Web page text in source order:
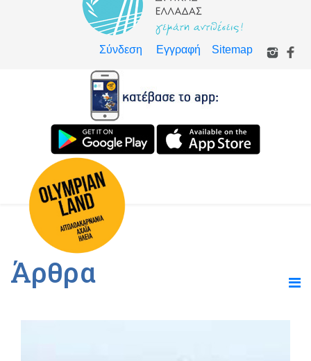
Σύνδεση Εγγραφή Sitemap
Άρθρα